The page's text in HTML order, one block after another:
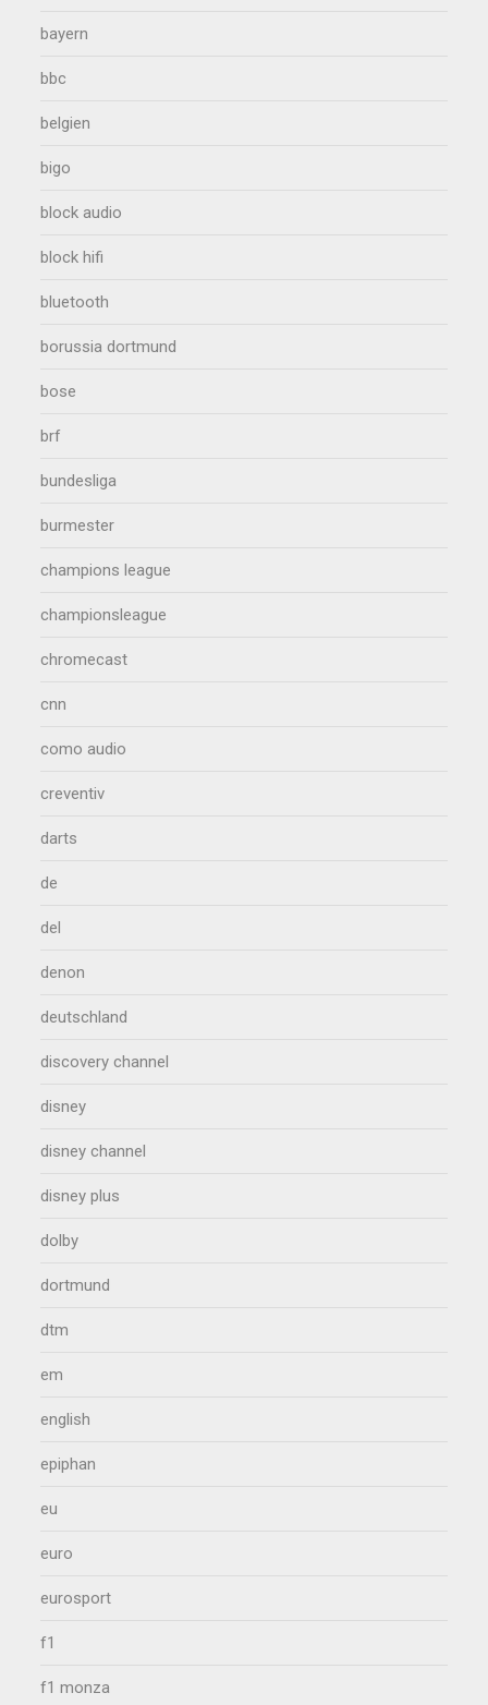
bayern
bbc
belgien
bigo
block audio
block hifi
bluetooth
borussia dortmund
bose
brf
bundesliga
burmester
champions league
championsleague
chromecast
cnn
como audio
creventiv
darts
de
del
denon
deutschland
discovery channel
disney
disney channel
disney plus
dolby
dortmund
dtm
em
english
epiphan
eu
euro
eurosport
f1
f1 monza